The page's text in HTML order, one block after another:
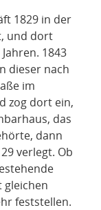
1829 in der
und dort
1843
dieser nach
im
zog dort ein,
das
dann
verlegt. Ob
gleichen
feststellen.